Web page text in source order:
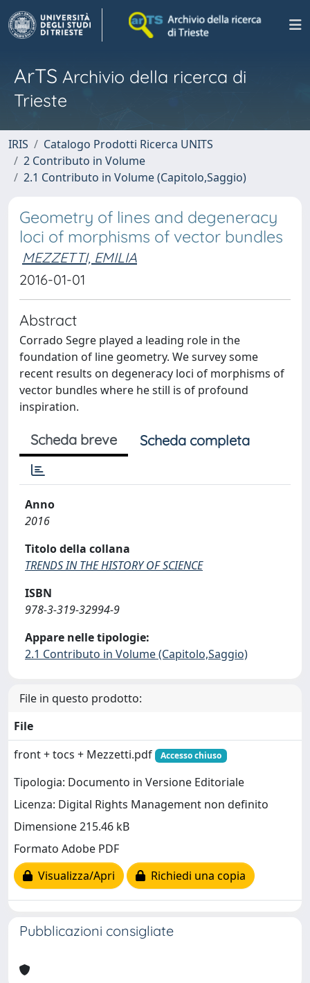
ArTS Archivio della ricerca di
Trieste
IRIS
Catalogo Prodotti Ricerca UNITS
2 Contributo in Volume
2.1 Contributo in Volume (Capitolo,Saggio)
Geometry of lines and degeneracy
loci of morphisms of vector bundles
MEZZETTI, EMILIA
2016-01-01
Abstract
Corrado Segre played a leading role in the
foundation of line geometry. We survey some
recent results on degeneracy loci of morphisms of
vector bundles where he still is of profound
inspiration.
Scheda breve Scheda completa
Anno
2016
Titolo della collana
TRENDS IN THE HISTORY OF SCIENCE
ISBN
978-3-319-32994-9
Appare nelle tipologie:
2.1 Contributo in Volume (Capitolo,Saggio)
File in questo prodotto:
File
front + tocs + Mezzetti.pdf
Accesso chiuso
Tipologia: Documento in Versione Editoriale
Licenza: Digital Rights Management non definito
Dimensione 215.46 kB
Formato Adobe PDF
Visualizza/Apri
Richiedi una copia
Pubblicazioni consigliate